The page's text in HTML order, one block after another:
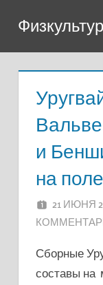
содержимому
и
на
21 ИЮНЯ
Сборные
составы на